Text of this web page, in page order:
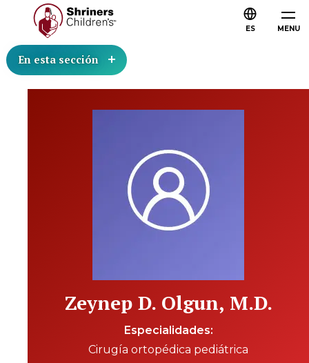
MENU
ES
En esta sección
Zeynep D. Olgun, M.D.
Especialidades
Cirugía ortopédica pediátrica